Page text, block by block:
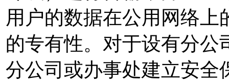
用户的数据在公用网络
的专有性。对于设有分公
分公司或办事处建立安全